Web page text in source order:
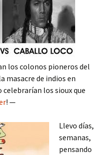
los colonos pioneros del
masacre de indios en
celebrarían los sioux que
! —
Llevo días,
semanas,
pensando